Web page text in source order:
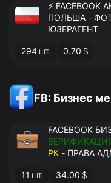
⚡️
ПОЛЬША -
ЮЗЕРАГЕНТ
294 шт. 0.70 $
FB: Бизнес
FACEBOOK
РК - ПРАВА
11 шт. 34.00 $